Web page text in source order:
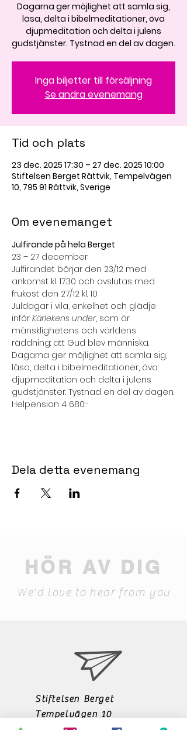
Dagarna ger möjlighet att samla sig,
läsa, delta i bibelmeditationer, öva
djupmeditation och delta i julens
gudstjänster. Tystnad en del av dagen.
Inga biljetter till försäljning
Se andra evenemang
Tid och plats
23 dec. 2025 17:30 – 27 dec. 2025 10:00
Stiftelsen Berget Rättvik, Tempelvägen
10, 795 91 Rättvik, Sverige
Om evenemanget
Julfirande på hela Berget
23 – 27 december
Julfirandet börjar den 23/12 med
ankomst kl. 17.30 och avslutas med
frukost den 27/12 kl. 10
Juldagar i vila, enkelhet och glädje
inför Kärlekens under, som är
mänsklighetens och världens
räddning: att Gud blev människa.
Dagarna ger möjlighet att samla sig,
läsa, delta i bibelmeditationer, öva
djupmeditation och delta i julens
gudstjänster. Tystnad en del av dagen.
Helpension 4 680:-
Dela detta evenemang
HÖR AV DIG
We'd love to hear from you
Stiftelsen Berget
Tempelvägen 10